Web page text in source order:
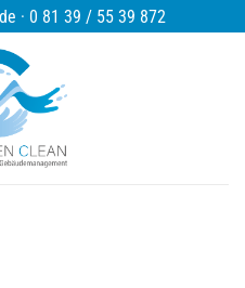
· 0 81 39 / 55 39 872